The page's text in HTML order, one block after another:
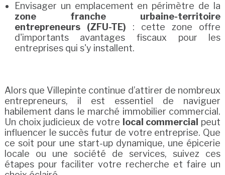
Envisager un emplacement en périmètre de la
zone franche urbaine-territoire
entrepreneurs (ZFU-TE) : cette zone offre
d'importants avantages fiscaux pour les
entreprises qui s'y installent.
Alors que Villepinte continue d’attirer de nombreux
entrepreneurs, il est essentiel de naviguer
habilement dans le marché immobilier commercial.
Un choix judicieux de votre local commercial peut
influencer le succès futur de votre entreprise. Que
ce soit pour une start-up dynamique, une épicerie
locale ou une société de services, suivez ces
étapes pour faciliter votre recherche et faire un